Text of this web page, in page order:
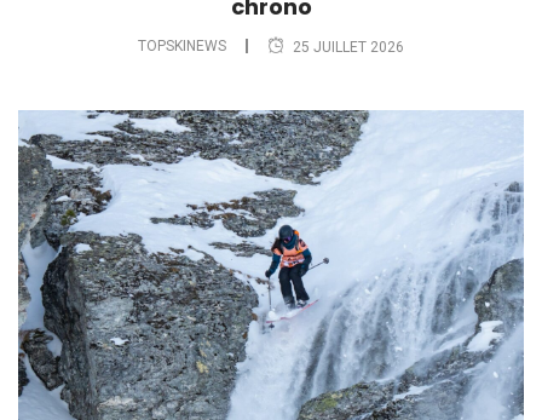
chrono
TOPSKINEWS 25 JUILLET 2026